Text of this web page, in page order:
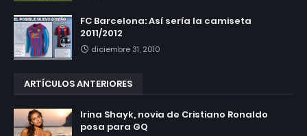
FC Barcelona: Así sería la camiseta
2011/2012
diciembre 31, 2010
ARTÍCULOS ANTERIORES
Irina Shayk, novia de Cristiano Ronaldo
posa para GQ